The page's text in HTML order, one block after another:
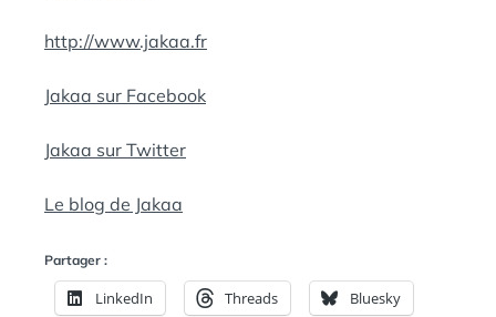
http://www.jakaa.fr
Jakaa sur Facebook
Jakaa sur Twitter
Le blog de Jakaa
Partager :
LinkedIn Threads Bluesky